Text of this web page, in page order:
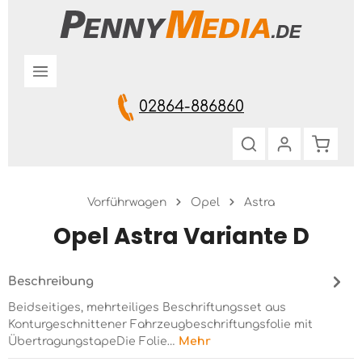
Zum Hauptinhalt springen
02864-886860
Vorführwagen Opel Astra
Opel Astra Variante D
Beschreibung
Beidseitiges, mehrteiliges Beschriftungsset aus
Konturgeschnittener Fahrzeugbeschriftungsfolie mit
ÜbertragungstapeDie Folie… Mehr